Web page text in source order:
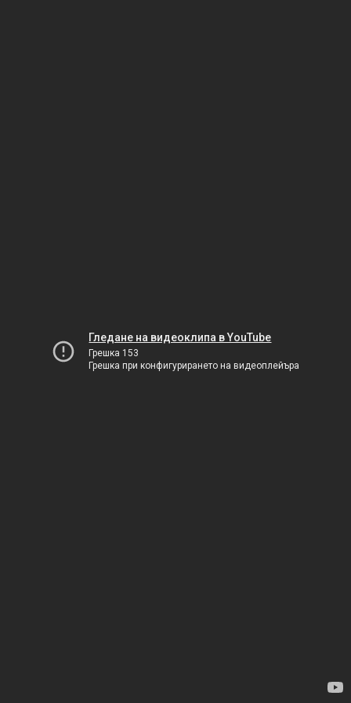
Гледане на видеоклипа в YouTube
Грешка 153
Грешка при конфигурирането на видеоплейъра